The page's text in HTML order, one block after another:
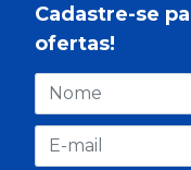
Cadastre-se
ofertas!